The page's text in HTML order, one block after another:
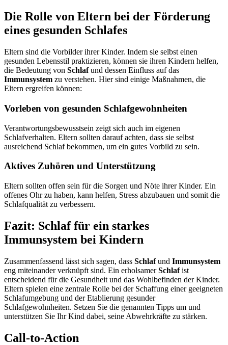
Die Rolle von Eltern bei der Förderung
eines gesunden Schlafes
Eltern sind die Vorbilder ihrer Kinder. Indem sie selbst einen
gesunden Lebensstil praktizieren, können sie ihren Kindern helfen,
die Bedeutung von Schlafund dessen Einfluss auf das
Immunsystem zu verstehen. Hier sind einige Maßnahmen, die
Eltern ergreifen können:
Vorleben von gesunden Schlafgewohnheiten
Verantwortungsbewusstsein zeigt sich auch im eigenen
Schlafverhalten. Eltern sollten darauf achten, dass sie selbst
ausreichend Schlaf bekommen, um ein gutes Vorbild zu sein.
Aktives Zuhören und Unterstützung
Eltern sollten offen sein für die Sorgen und Nöte ihrer Kinder. Ein
offenes Ohr zu haben, kann helfen, Stress abzubauen und somit die
Schlafqualität zu verbessern.
Fazit: Schlaf für ein starkes
Immunsystem bei Kindern
Zusammenfassend lässt sich sagen, dass Schlafund Immunsystem
eng miteinander verknüpft sind. Ein erholsamerSchlafist
entscheidend für die Gesundheit und das Wohlbefinden der Kinder.
Eltern spielen eine zentrale Rolle bei der Schaffung einer geeigneten
Schlafumgebung und der Etablierung gesunder
Schlafgewohnheiten. Setzen Sie die genannten Tipps um und
unterstützen Sie Ihr Kind dabei, seine Abwehrkräfte zu stärken.
Call-to-Action